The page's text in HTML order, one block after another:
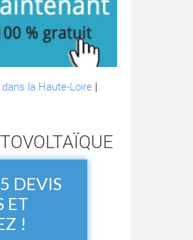
la Haute-Loire |
DEVIS
ET
!